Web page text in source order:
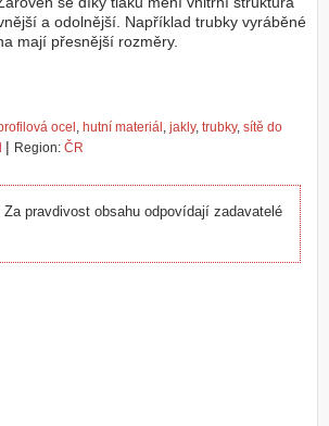
a odolnější. Například trubky vyráběné
mají přesnější rozměry.
ocel , hutní materiál , jakly, trubky, sítě do
| Region: ČR
Za pravdivost obsahu odpovídají zadavatelé